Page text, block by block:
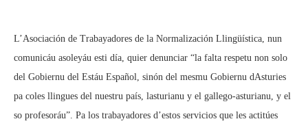
L’Asociación de Trabayadores de la Normalización Llingüística, nun
comunicáu asoleyáu esti día, quier denunciar “la falta respetu non solo
del Gobiernu del Estáu Español, sinón del mesmu Gobiernu dAsturies
pa coles llingues del nuestru país, lasturianu y el gallego-asturianu, y el
so profesoráu”. Pa los trabayadores d’estos servicios que les actitúes